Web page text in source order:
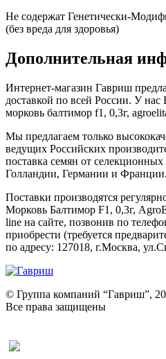
Не содержат Генетически-
(без вреда для здоровья)
Дополнительная
Интернет-магазин Гавриш
доставкой по всей России. У
морковь балтимор f1, 0,3г,
Мы предлагаем только
ведущих Российских
поставка семян от
Голландии, Германии и Франции.
Поставки производятся
Морковь Балтимор F1, 0,3г,
line на сайте, позвонив по
приобрести (требуется
по адресу: 127018, г.Москва,
© Группа компаний “Гавриш”,
Все права защищены